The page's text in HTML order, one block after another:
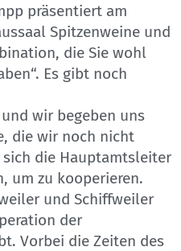
präsentiert am
Spitzenweine und
die Sie wohl
Es gibt noch
wir begeben uns
die wir noch nicht
sich die Hauptamtsleiter
um zu kooperieren.
und Schiffweiler
der
Vorbei die Zeiten des